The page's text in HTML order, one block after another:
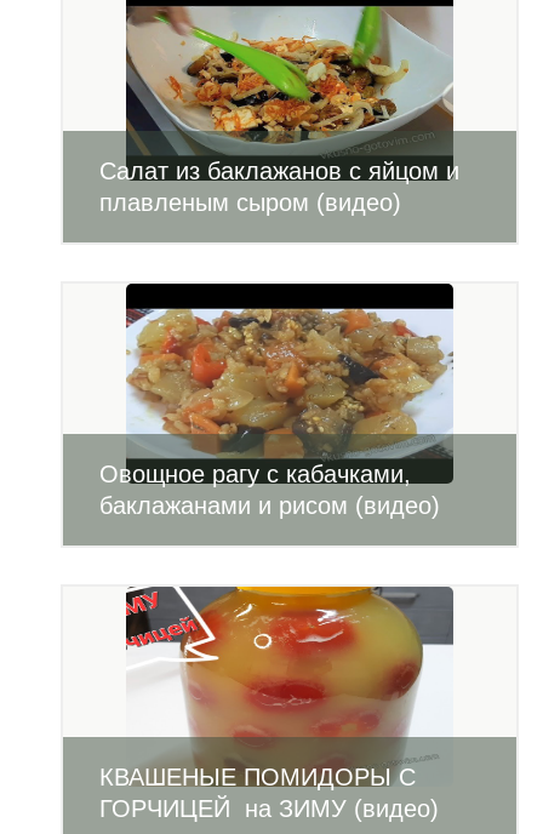
Салат из баклажанов с яйцом и
плавленым сыром (видео)
Овощное рагу с кабачками,
баклажанами и рисом (видео)
КВАШЕНЫЕ ПОМИДОРЫ С
ГОРЧИЦЕЙ на ЗИМУ (видео)